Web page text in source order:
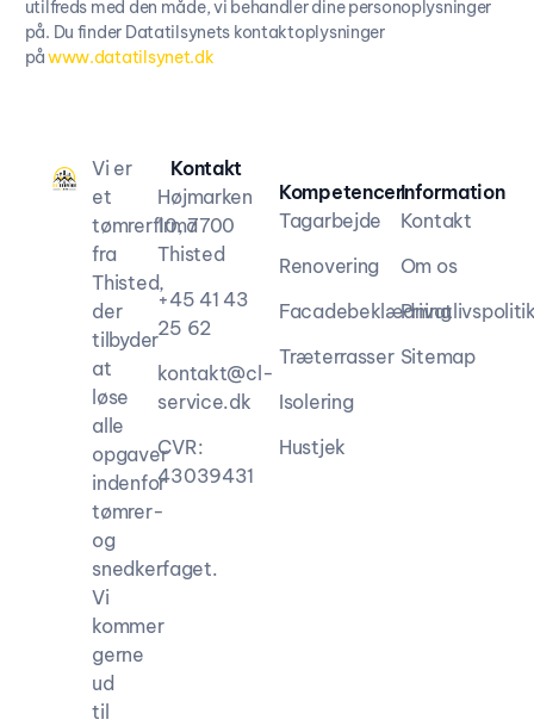
utilfreds med den måde, vi behandler dine personoplysninger
på. Du finder Datatilsynets kontaktoplysninger
påwww.datatilsynet.dk
Vi er
et
tømrerfirma
fra
Thisted,
der
tilbyder
at
løse
alle
opgaver
indenfor
tømrer-
og
snedkerfaget.
Vi
kommer
gerne
ud
til
Kontakt
Højmarken
10, 7700
Thisted
+45 41 43
25 62
kontakt@cl-
service.dk
CVR:
43039431
Kompetencer
Tagarbejde
Renovering
Facadebeklædning
Træterrasser
Isolering
Hustjek
Information
Kontakt
Om os
Sitemap